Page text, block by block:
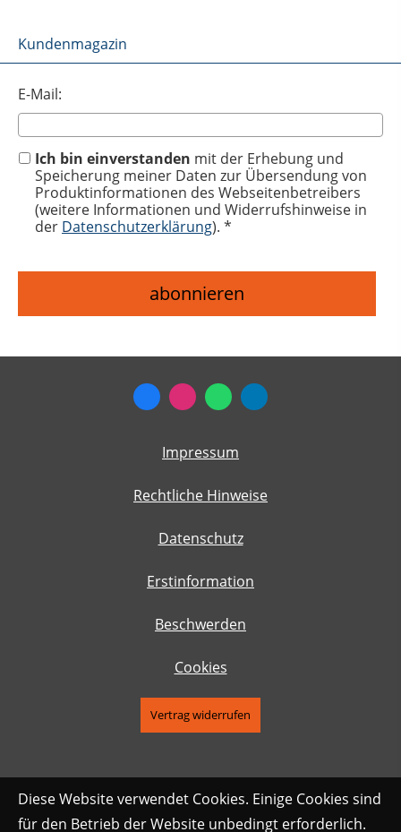
Kundenmagazin
E-Mail:
Ich bin einverstanden mit der Erhebung und
Speicherung meiner Daten zur Übersendung von
Produktinformationen des Webseitenbetreibers
(weitere Informationen und Widerrufshinweise in
der Datenschutzerklärung). *
Impressum
Rechtliche Hinweise
Datenschutz
Erstinformation
Beschwerden
Cookies
Vertrag widerrufen
Diese Website verwendet Cookies. Einige Cookies sind
für den Betrieb der Website unbedingt erforderlich.